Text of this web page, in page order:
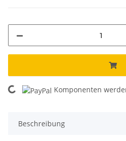
Komponenten
Beschreibung